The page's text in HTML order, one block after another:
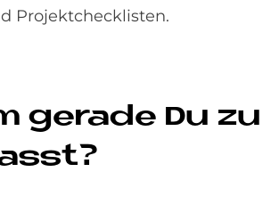
Projektchecklisten.
ge­ra­de Du zu